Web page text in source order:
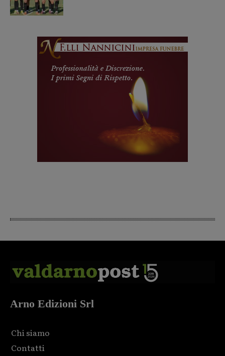
Arno Edizioni Srl
Chi siamo
Contatti